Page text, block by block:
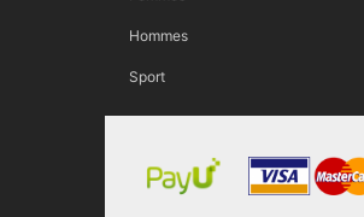
Hommes
Sport